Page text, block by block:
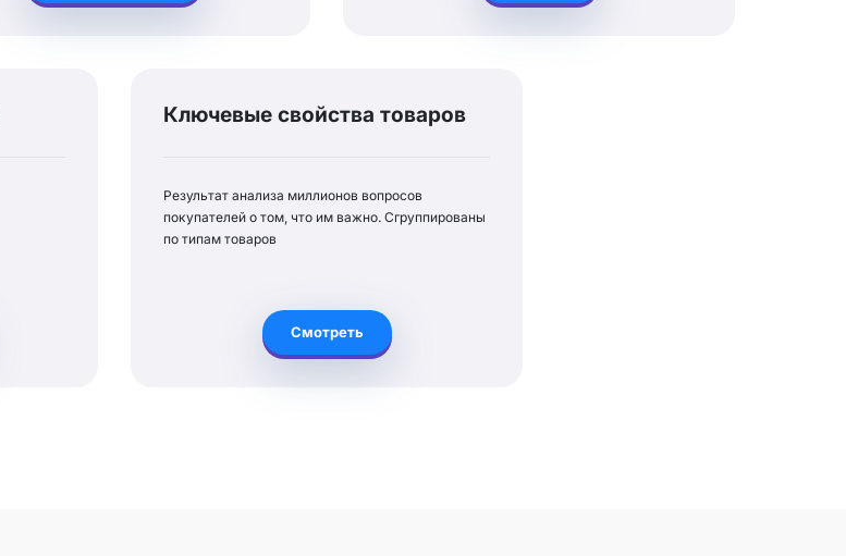
Ключевые свойства товаров
Результат анализа миллионов вопросов
покупателей о том, что им важно. Сгруппированы
по типам товаров
Смотреть